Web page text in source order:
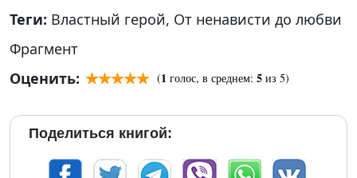
Теги: Властный герой, От ненависти до любви
Фрагмент
Оценить:
(1 голос, в среднем: 5 из 5)
Поделиться книгой: